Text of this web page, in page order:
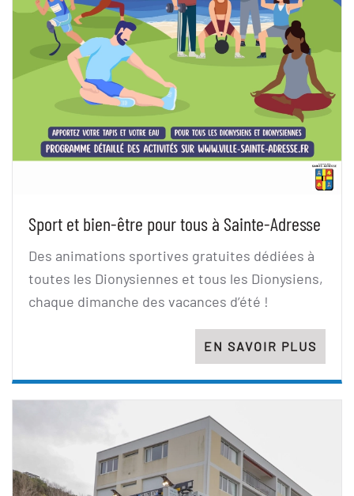
Sport et bien-être pour tous à Sainte-Adresse
Des animations sportives gratuites dédiées à
toutes les Dionysiennes et tous les Dionysiens,
chaque dimanche des vacances d’été !
EN SAVOIR PLUS